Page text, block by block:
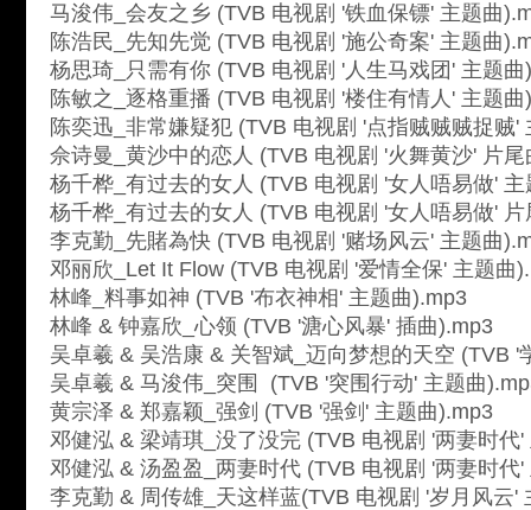
马浚伟_会友之乡 (TVB 电视剧 '铁血保镖' 主题曲
陈浩民_先知先觉 (TVB 电视剧 '施公奇案' 主题曲
杨思琦_只需有你 (TVB 电视剧 '人生马戏团' 主题曲
陈敏之_逐格重播 (TVB 电视剧 '楼住有情人' 主题曲
陈奕迅_非常嫌疑犯 (TVB 电视剧 '点指贼贼贼捉贼'
佘诗曼_黄沙中的恋人 (TVB 电视剧 '火舞黄沙' 片尾
杨千桦_有过去的女人 (TVB 电视剧 '女人唔易做'
杨千桦_有过去的女人 (TVB 电视剧 '女人唔易做'
李克勤_先賭為快 (TVB 电视剧 '赌场风云' 主题曲
邓丽欣_Let It Flow (TVB 电视剧 '爱情全保' 主题曲
林峰_料事如神 (TVB '布衣神相' 主题曲).mp3
林峰 & 钟嘉欣_心领 (TVB '溏心风暴' 插曲).mp3
吴卓羲 & 吴浩康 & 关智斌_迈向梦想的天空 (TVB '
吴卓羲 & 马浚伟_突围 (TVB '突围行动' 主题曲
黄宗泽 & 郑嘉颖_强剑 (TVB '强剑' 主题曲).mp3
邓健泓 & 梁靖琪_没了没完 (TVB 电视剧 '两妻时代'
邓健泓 & 汤盈盈_两妻时代 (TVB 电视剧 '两妻时代'
李克勤 & 周传雄_天这样蓝(TVB 电视剧 '岁月风云'